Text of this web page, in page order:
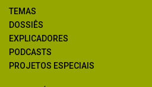
TEMAS
DOSSIÊS
EXPLICADORES
PODCASTS
PROJETOS ESPECIAIS